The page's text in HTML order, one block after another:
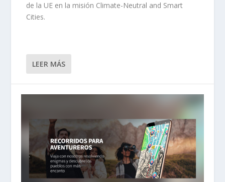
de la UE en la misión Climate-Neutral and Smart
Cities.
LEER MÁS